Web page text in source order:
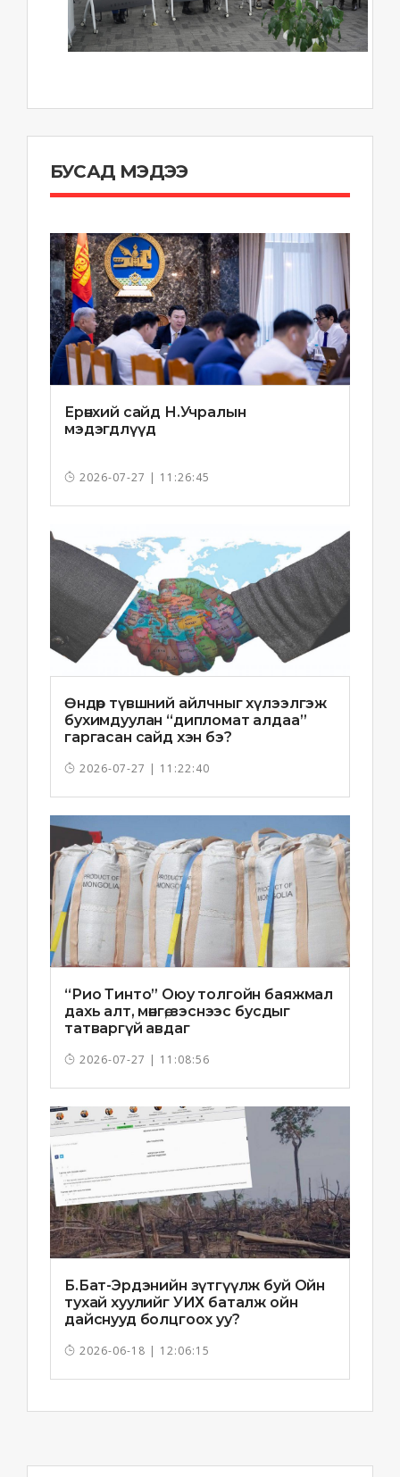
БУСАД МЭДЭЭ
Ерөнхий сайд Н.Учралын
мэдэгдлүүд
2026-07-27 | 11:26:45
Өндөр түвшний айлчныг хүлээлгэж
бухимдуулан “дипломат алдаа”
гаргасан сайд хэн бэ?
2026-07-27 | 11:22:40
“Рио Тинто” Оюу толгойн баяжмал
дахь алт, мөнгө, зэснээс бусдыг
татваргүй авдаг
2026-07-27 | 11:08:56
Б.Бат-Эрдэнийн зүтгүүлж буй Ойн
тухай хуулийг УИХ баталж ойн
дайснууд болцгоох уу?
2026-06-18 | 12:06:15